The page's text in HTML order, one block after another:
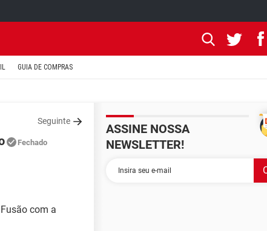
GUIA DE COMPRAS
Seguinte
Fechado
com a
ASSINE NOSSA
NEWSLETTER!